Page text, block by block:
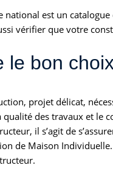
national est un
vérifier que votre
le bon
projet délicat,
qualité des travaux et le
il s’agit de
de Maison